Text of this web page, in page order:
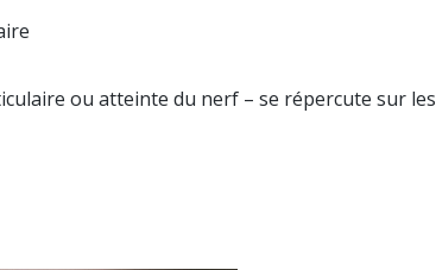
ou atteinte du nerf – se répercute sur les